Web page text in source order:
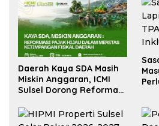
Daerah Kaya SDA Masih
Miskin Anggaran, ICMI
Sulsel Dorong Reformasi